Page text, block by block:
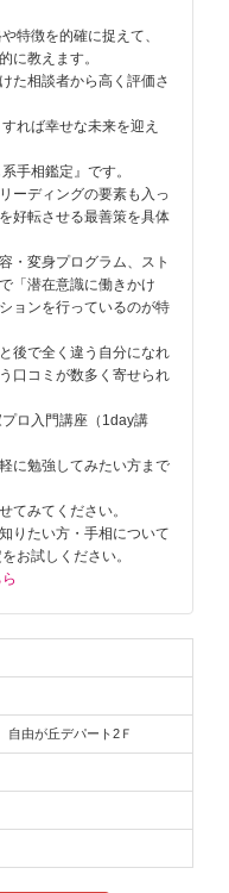
特徴を的確に捉えて、
に教えます。
た相談者から高く評価さ
れば幸せな未来を迎え
手相鑑定』です。
ーディングの要素も入っ
好転させる最善策を具体
・変身プログラム、スト
「潜在意識に働きかけ
ョンを行っているのが特
後で全く違う自分になれ
口コミが数多く寄せられ
ロ入門講座（1day講
に勉強してみたい方まで
てみてください。
りたい方・手相について
お試しください。
由が丘デパート2Ｆ